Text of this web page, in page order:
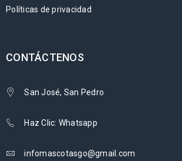
Políticas de privacidad
CONTÁCTENOS
San José, San Pedro
Haz Clic: Whatsapp
infomascotasgo@gmail.com